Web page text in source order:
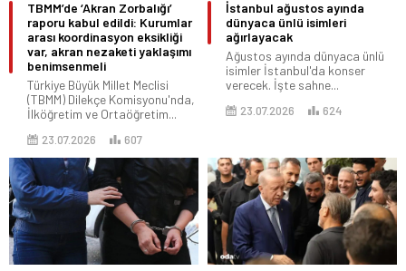
TBMM’de ‘Akran Zorbalığı’
raporu kabul edildi: Kurumlar
arası koordinasyon eksikliği
var, akran nezaketi yaklaşımı
benimsenmeli
Türkiye Büyük Millet Meclisi
(TBMM) Dilekçe Komisyonu'nda,
İlköğretim ve Ortaöğretim...
23.07.2026 607
İstanbul ağustos ayında
dünyaca ünlü isimleri
ağırlayacak
Ağustos ayında dünyaca ünlü
isimler İstanbul'da konser
verecek. İşte sahne...
23.07.2026 624